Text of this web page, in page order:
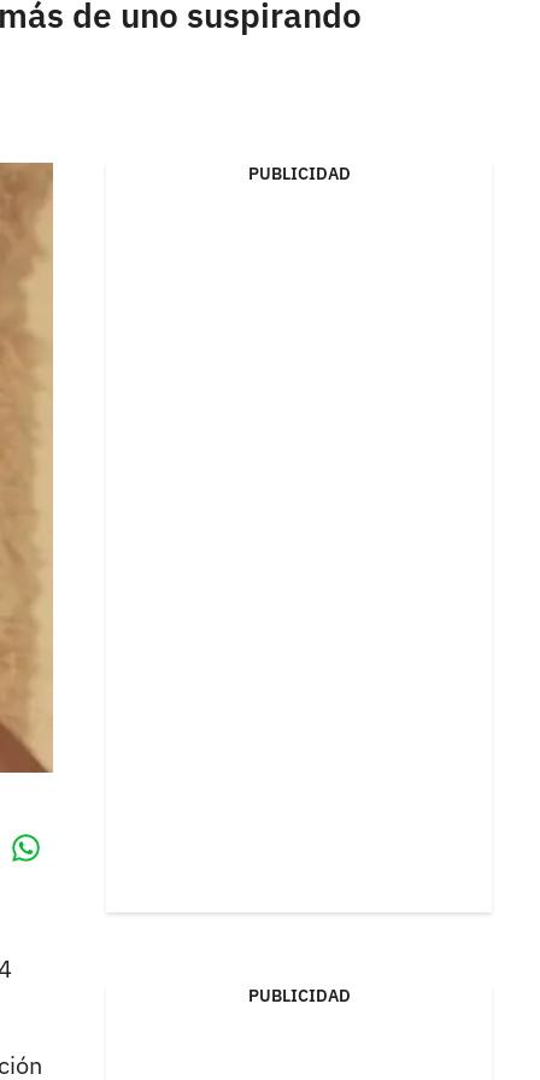
de uno suspirando
PUBLICIDAD
PUBLICIDAD